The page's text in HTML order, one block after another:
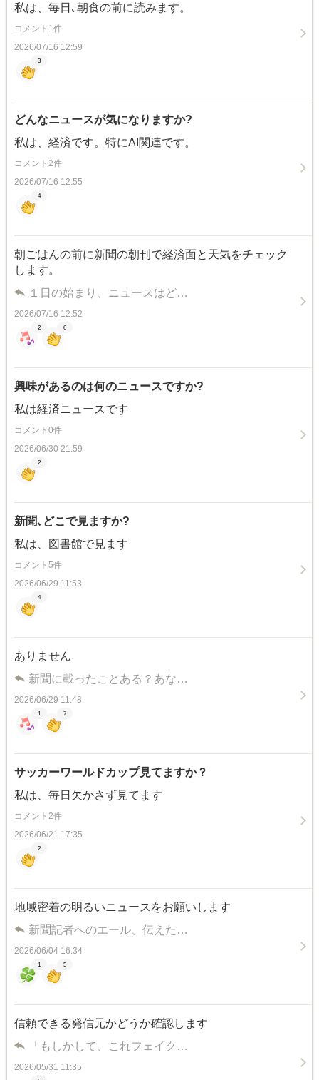
私は、毎日､朝食の前に読みます。
コメント1件
2026/07/16 12:59
3
どんなニュースが気になりますか?
私は、経済です。特にAI関連です。
コメント2件
2026/07/16 12:55
4
朝ごはんの前に新聞の朝刊で経済面と天気をチェック
します。
１日の始まり、ニュースはど…
2026/07/16 12:52
2 6
興味があるのは何のニュースですか?
私は経済ニュースです
コメント0件
2026/06/30 21:59
2
新聞､どこで見ますか?
私は、図書館で見ます
コメント5件
2026/06/29 11:53
4
ありません
新聞に載ったことある？あな…
2026/06/29 11:48
1 7
サッカーワールドカップ見てますか？
私は、毎日欠かさず見てます
コメント2件
2026/06/21 17:35
2
地域密着の明るいニュースをお願いします
新聞記者へのエール、伝えた…
2026/06/04 16:34
1 5
信頼できる発信元かどうか確認します
「もしかして、これフェイク…
2026/05/31 11:35